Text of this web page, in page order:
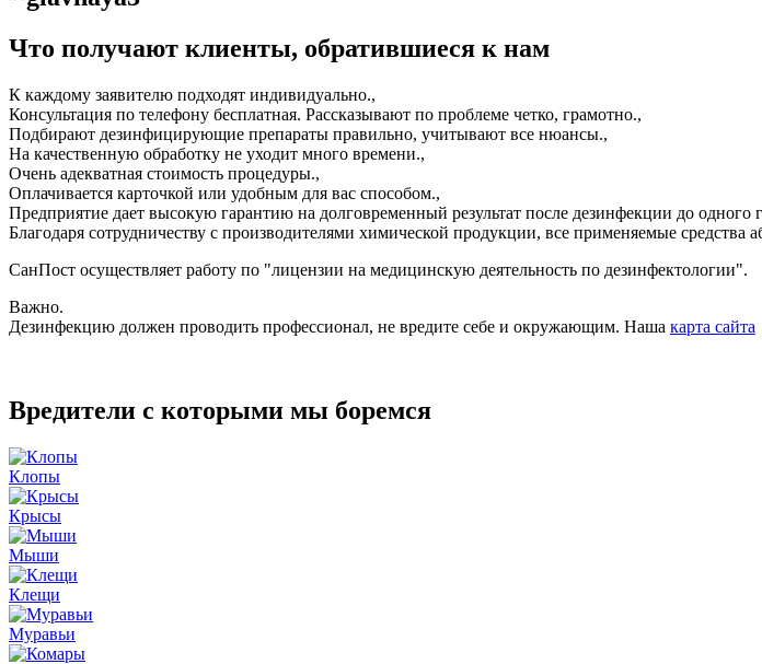
Что получают клиенты, обратившиеся к нам
К каждому заявителю подходят индивидуально.,
Консультация по телефону бесплатная. Рассказывают по проблеме четко, грамотно.,
Подбирают дезинфицирующие препараты правильно, учитывают все нюансы.,
На качественную обработку не уходит много времени.,
Очень адекватная стоимость процедуры.,
Оплачивается карточкой или удобным для вас способом.,
Предприятие дает высокую гарантию на долговременный результат после дезинфекции до одного
Благодаря сотрудничеству с производителями химической продукции, все применяемые средства
СанПост осуществляет работу по "лицензии на медицинскую деятельность по дезинфектологии".
Важно.
Дезинфекцию должен проводить профессионал, не вредите себе и окружающим. Наша карта сайта
Вредители с которыми мы боремся
Клопы
Крысы
Мыши
Клещи
Муравьи